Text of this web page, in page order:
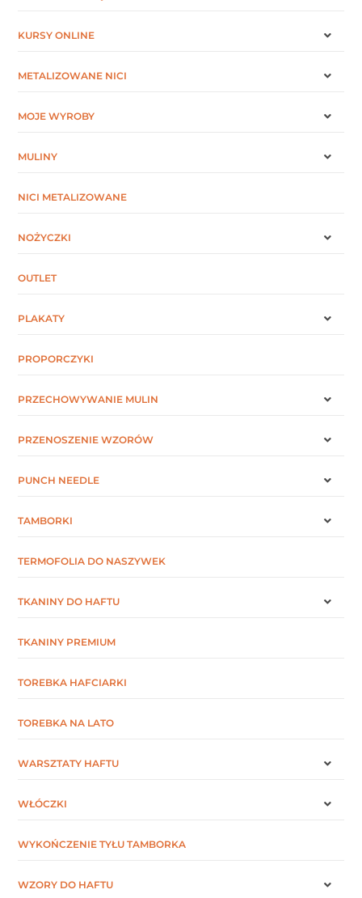
KURSY ONLINE
METALIZOWANE NICI
MOJE WYROBY
MULINY
NICI METALIZOWANE
NOŻYCZKI
OUTLET
PLAKATY
PROPORCZYKI
PRZECHOWYWANIE MULIN
PRZENOSZENIE WZORÓW
PUNCH NEEDLE
TAMBORKI
TERMOFOLIA DO NASZYWEK
TKANINY DO HAFTU
TKANINY PREMIUM
TOREBKA HAFCIARKI
TOREBKA NA LATO
WARSZTATY HAFTU
WŁÓCZKI
WYKOŃCZENIE TYŁU TAMBORKA
WZORY DO HAFTU